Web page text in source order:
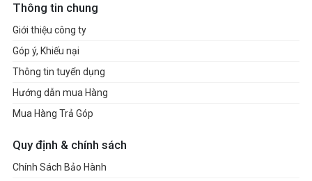
Thông tin chung
Giới thiệu công ty
Góp ý, Khiếu nại
Thông tin tuyển dụng
Hướng dẫn mua Hàng
Mua Hàng Trả Góp
Quy định & chính sách
Chính Sách Bảo Hành